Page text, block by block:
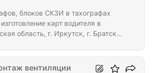
блоков СКЗИ в тахографах
карт водителя в
область, г. Иркутск, г. Братск,
вентиляции